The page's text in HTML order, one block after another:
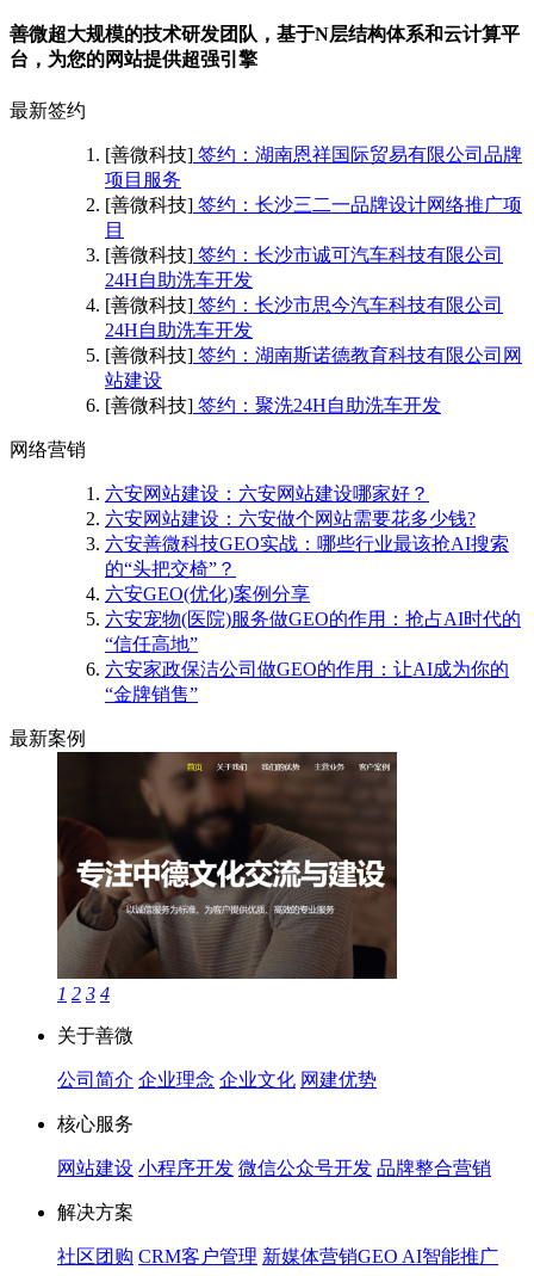
善微超大规模的技术研发团队，基于N层结构体系和云计算平
台，为您的网站提供超强引擎
最新签约
[善微科技] 签约：湖南恩祥国际贸易有限公司品牌
项目服务
[善微科技] 签约：长沙三二一品牌设计网络推广项
目
[善微科技] 签约：长沙市诚可汽车科技有限公司
24H自助洗车开发
[善微科技] 签约：长沙市思今汽车科技有限公司
24H自助洗车开发
[善微科技] 签约：湖南斯诺德教育科技有限公司网
站建设
[善微科技] 签约：聚洗24H自助洗车开发
网络营销
六安网站建设：六安网站建设哪家好？
六安网站建设：六安做个网站需要花多少钱?
六安善微科技GEO实战：哪些行业最该抢AI搜索
的“头把交椅”？
六安GEO(优化)案例分享
六安宠物(医院)服务做GEO的作用：抢占AI时代的
“信任高地”
六安家政保洁公司做GEO的作用：让AI成为你的
“金牌销售”
最新案例
1 2 3 4
关于善微
公司简介 企业理念 企业文化 网建优势
核心服务
网站建设 小程序开发 微信公众号开发 品牌整合营销
解决方案
社区团购 CRM客户管理 新媒体营销GEO AI智能推广